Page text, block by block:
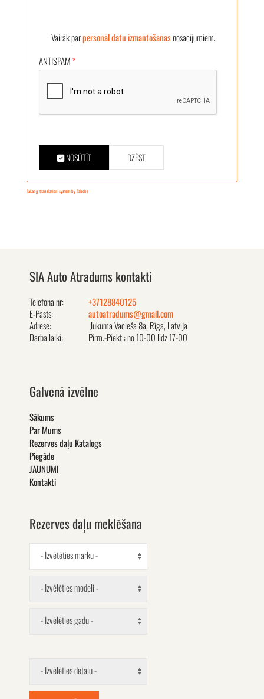
Vairāk parpersonāl datu izmantošanasnosacījumiem.
ANTISPAM*
NOSŪTĪT DZĒST
FaLang translation system by Faboba
SIA Auto Atradums kontakti
Telefona nr:
+37128840125
E-Pasts:
autoatradums@gmail.com
Adrese:
Jukuma Vacieša 8a, Rīga, Latvija
Darba laiki:
Pirm.-Piekt.: no 10-00 līdz 17-00
Galvenā izvēlne
Sākums
Par Mums
Rezerves daļu Katalogs
Piegāde
JAUNUMI
Kontakti
Rezerves daļu meklēšana
- Izvētēties marku -
- Izvēlēties modeli -
- Izvēlēties gadu -
- Izvēlēties detaļu -